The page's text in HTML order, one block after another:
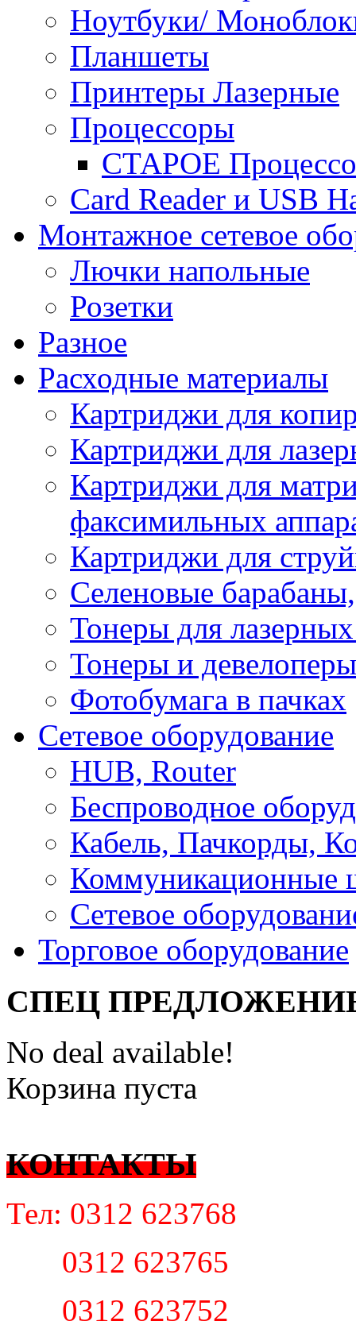
Ноутбуки/
Планшеты
Принтеры Лазерные
Процессоры
СТАРОЕ
Сard Reader и USB
Монтажное сетевое
Лючки напольные
Розетки
Разное
Расходные материалы
Картриджи для
Картриджи для
Картриджи для
факсимильных
Картриджи для
Селеновые
Тонеры для
Тонеры и
Фотобумага в пачках
Сетевое оборудование
HUB, Router
Беспроводное
Кабель, Пачкорды,
Коммуникационные
Сетевое
Торговое оборудование
СПЕЦ
No deal available!
Корзина пуста
КОНТАКТЫ
Тел: 0312 623768
0312 623765
0312 623752